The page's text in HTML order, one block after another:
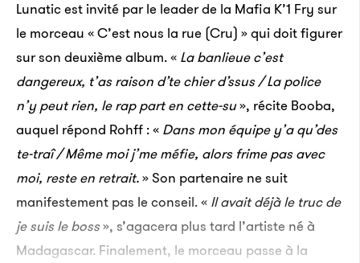
Lunatic est invité par le leader de la Mafia K’1 Fry sur
le morceau « C’est nous la rue (Cru) » qui doit figurer
sur son deuxième album. « La banlieue c’est
dangereux, t’as raison d’te chier d’ssus / La police
n’y peut rien, le rap part en cette-su», récite Booba,
auquel répond Rohff : « Dans mon équipe y’a qu’des
te-traî / Même moi j’me méfie, alors frime pas avec
moi, reste en retrait.» Son partenaire ne suit
manifestement pas le conseil. « Il avait déjà le truc de
je suis le boss», s’agacera plus tard l’artiste né à
Madagascar. Finalement, le morceau passe à la